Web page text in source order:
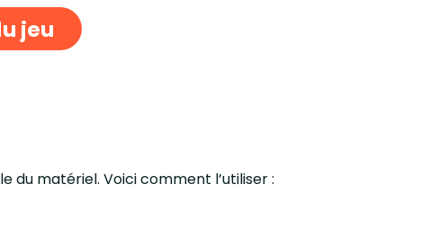
jeu
du matériel. Voici comment l’utiliser :